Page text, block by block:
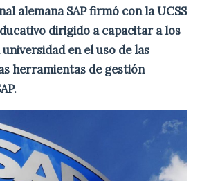
alemana SAP firmó con la UCSS
dirigido a capacitar a los
en el uso de las
herramientas de gestión